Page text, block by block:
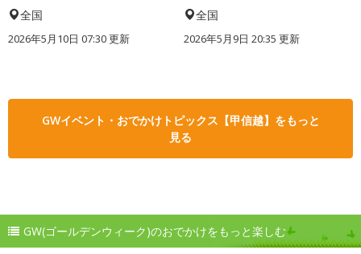
全国
2026年5月10日 07:30 更新
全国
2026年5月9日 20:35 更新
GWイベント・おでかけトピックス【甲信越】をもっと
見る
GW(ゴールデンウィーク)のおでかけをもっと楽しむ